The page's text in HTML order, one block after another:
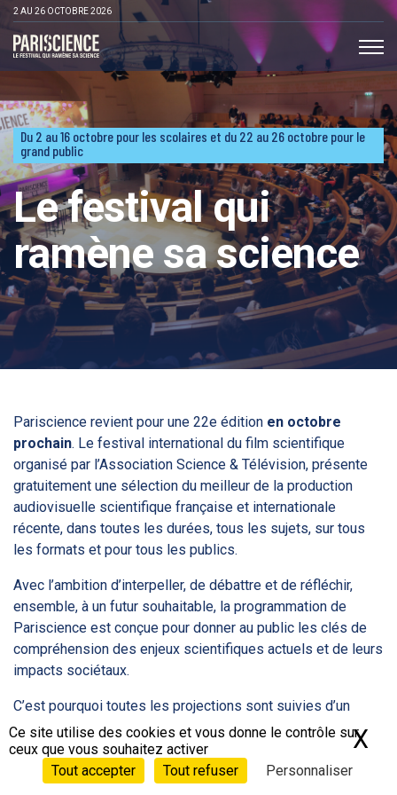
>Aller au contenu
2 AU 26 OCTOBRE 2026
Pariscience
Du 2 au 16 octobre pour les scolaires et du 22 au 26 octobre pour le
grand public
Le festival qui
ramène sa science
Pariscience revient pour une 22e édition en octobre
prochain. Le festival international du film scientifique
organisé par l’Association Science & Télévision, présente
gratuitement une sélection du meilleur de la production
audiovisuelle scientifique française et internationale
récente, dans toutes les durées, tous les sujets, sur tous
les formats et pour tous les publics.
Avec l’ambition d’interpeller, de débattre et de réfléchir,
ensemble, à un futur souhaitable, la programmation de
Pariscience est conçue pour donner au public les clés de
compréhension des enjeux scientifiques actuels et de leurs
impacts sociétaux.
C’est pourquoi toutes les projections sont suivies d’un
débat entre expert·es scientifiques, équipes des films et le
public. Un partage de savoir, d’art et de citoyenneté.
Panneau de gestion des cookies
Ce site utilise des cookies et vous donne le contrôle sur
ceux que vous souhaitez activer
Tout accepter
Tout refuser Personnaliser
X